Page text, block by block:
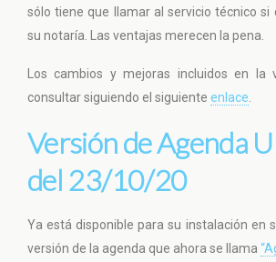
sólo tiene que llamar al servicio técnico si
su notaría. Las ventajas merecen la pena.
Los cambios y mejoras incluidos en la
consultar siguiendo el siguiente enlace
Versión de Agenda
del 23/10/20
Ya está disponible para su instalación en
versión de la agenda que ahora se llama